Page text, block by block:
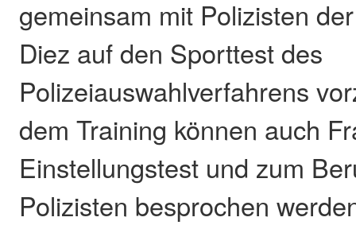
gemeinsam mit Polizisten
Diez auf den Sporttest des
Polizeiauswahlverfahrens
dem Training können auch
Einstellungstest und zum
Polizisten besprochen